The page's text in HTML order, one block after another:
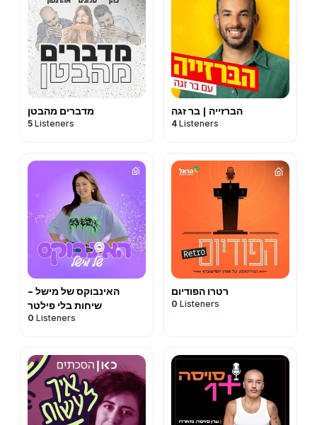
מדברים מהבטן
5 Listeners
הברזייה | בר זגה
4 Listeners
האינבוקס של מישל -
שיחות בלי פילטר
0 Listeners
רטרו הפודיום
0 Listeners